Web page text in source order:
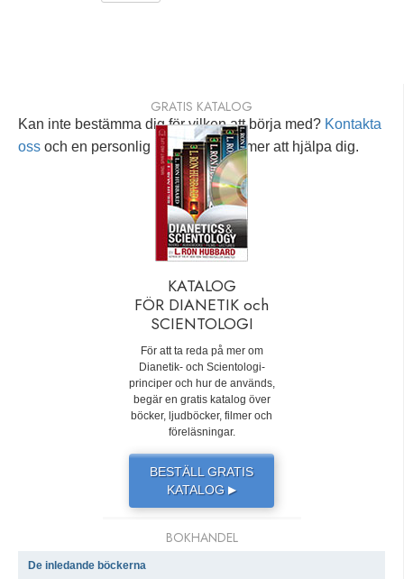
Kan inte bestämma dig för vilken att börja med? Kontakta
oss och en personlig rådgivare kommer att hjälpa dig.
GRATIS KATALOG
KATALOG
FÖR DIANETIK och
SCIENTOLOGI
För att ta reda på mer om
Dianetik- och Scientologi-
principer och hur de används,
begär en gratis katalog över
böcker, ljudböcker, filmer och
föreläsningar.
BESTÄLL GRATIS
KATALOG ▶
BOKHANDEL
De inledande böckerna